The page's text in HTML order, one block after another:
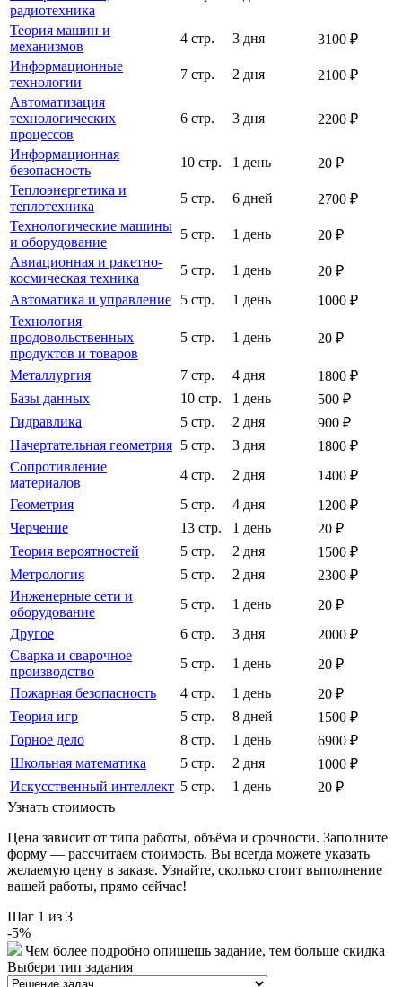
радиотехника
Теория машин и
механизмов
4 стр. 3 дня
3100 ₽
Информационные
технологии
7 стр. 2 дня
2100 ₽
Автоматизация
технологических
процессов
6 стр. 3 дня 2200 ₽
Информационная
безопасность
10 стр. 1 день
20 ₽
Теплоэнергетика и
теплотехника
5 стр. 6 дней
2700 ₽
Технологические машины
и оборудование
5 стр. 1 день
20 ₽
Авиационная и ракетно-
космическая техника
5 стр. 1 день
20 ₽
Автоматика и управление
5 стр. 1 день
1000 ₽
Технология
продовольственных
продуктов и товаров
5 стр. 1 день 20 ₽
Металлургия 7 стр. 4 дня
1800 ₽
Базы данных
10 стр. 1 день
500 ₽
Гидравлика
5 стр. 2 дня
900 ₽
Начертательная геометрия 5 стр. 3 дня
1800 ₽
Сопротивление
материалов
4 стр. 2 дня
1400 ₽
Геометрия
5 стр. 4 дня
1200 ₽
Черчение
13 стр. 1 день
20 ₽
Теория вероятностей
5 стр. 2 дня
1500 ₽
Метрология
5 стр. 2 дня
2300 ₽
Инженерные сети и
оборудование
5 стр. 1 день
20 ₽
Другое
6 стр. 3 дня
2000 ₽
Сварка и сварочное
производство
5 стр. 1 день
20 ₽
Пожарная безопасность
4 стр. 1 день
20 ₽
Теория игр
5 стр. 8 дней
1500 ₽
Горное дело
8 стр. 1 день
6900 ₽
Школьная математика
5 стр. 2 дня
1000 ₽
Искусственный интеллект 5 стр. 1 день
20 ₽
Узнать стоимость
Цена зависит от типа работы, объёма и срочности. Заполните
форму — рассчитаем стоимость. Вы всегда можете указать
желаемую цену в заказе. Узнайте, сколько стоит выполнение
вашей работы, прямо сейчас!
Шаг 1 из 3
-5%
Чем более подробно опишешь задание, тем больше скидка
Выбери тип задания